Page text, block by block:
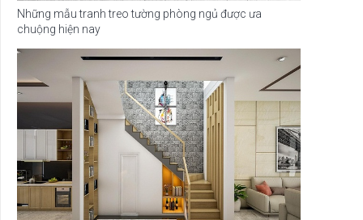
Những mẫu tranh treo tường phòng ngủ được ưa
chuộng hiện nay